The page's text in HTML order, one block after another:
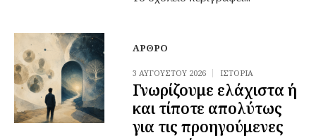
ΆΡΘΡΟ
3 ΑΥΓΟΎΣΤΟΥ 2026 ΙΣΤΟΡΊΑ
Γνωρίζουμε ελάχιστα ή
και τίποτε απολύτως
για τις προηγούμενες